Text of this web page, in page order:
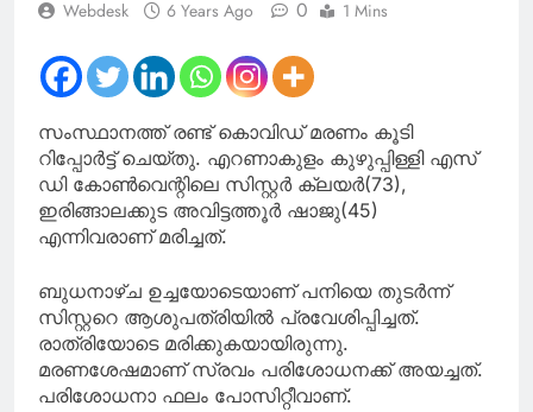
റിമാന്റ് റിപ്പോർട്ട്
Webdesk 6 Years Ago 0 1 Mins
സംസ്ഥാനത്ത് രണ്ട് കൊവിഡ് മരണം കൂടി
റിപ്പോർട്ട് ചെയ്തു. എറണാകുളം കുഴുപ്പിള്ളി എസ്
ഡി കോൺവെന്റിലെ സിസ്റ്റർ ക്ലയർ(73),
ഇരിങ്ങാലക്കുട അവിട്ടത്തൂർ ഷാജു(45)
എന്നിവരാണ് മരിച്ചത്.
ബുധനാഴ്ച ഉച്ചയോടെയാണ് പനിയെ തുടർന്ന്
സിസ്റ്ററെ ആശുപത്രിയിൽ പ്രവേശിപ്പിച്ചത്.
രാത്രിയോടെ മരിക്കുകയായിരുന്നു.
മരണശേഷമാണ് സ്രവം പരിശോധനക്ക് അയച്ചത്.
പരിശോധനാ ഫലം പോസിറ്റീവാണ്.